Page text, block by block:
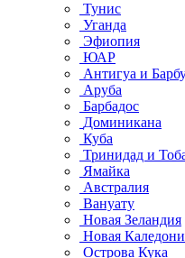
Тунис
Уганда
Эфиопия
ЮАР
Антигуа и
Аруба
Барбадос
Доминикана
Куба
Тринидад и
Ямайка
Австралия
Вануату
Новая Зеландия
Новая
Острова Кука